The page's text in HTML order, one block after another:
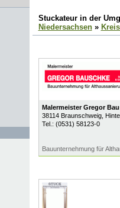
Stuckateur in der
Niedersachsen»
Malermeister Gregor
38114 Braunschweig,
Tel.: (0531) 58123-0
Bauunternehmung für